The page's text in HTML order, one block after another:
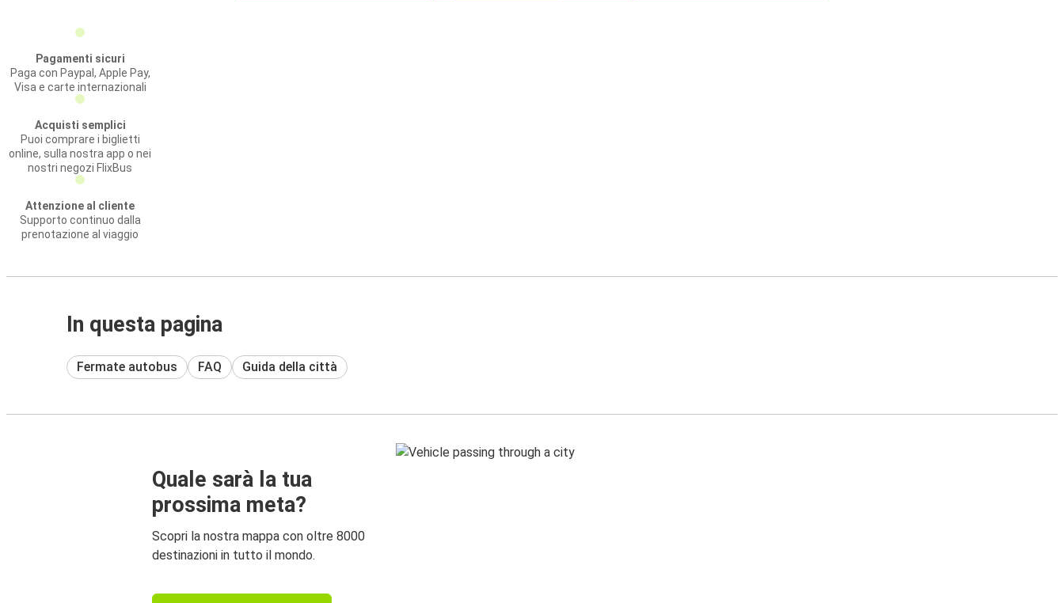
Pagamenti sicuri
Paga con Paypal, Apple Pay,
Visa e carte internazionali
Acquisti semplici
Puoi comprare i biglietti
online, sulla nostra app o nei
nostri negozi FlixBus
Attenzione al cliente
Supporto continuo dalla
prenotazione al viaggio
In questa pagina
Fermate autobus FAQ Guida della città
Quale sarà la tua
prossima meta?
Scopri la nostra mappa con oltre 8000
destinazioni in tutto il mondo.